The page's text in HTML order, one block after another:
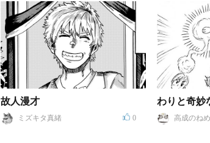
故人漫才
ミズキタ真緒 0 高成のね